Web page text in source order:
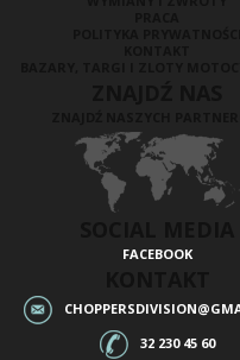
FACEBOOK
32 230 45 60